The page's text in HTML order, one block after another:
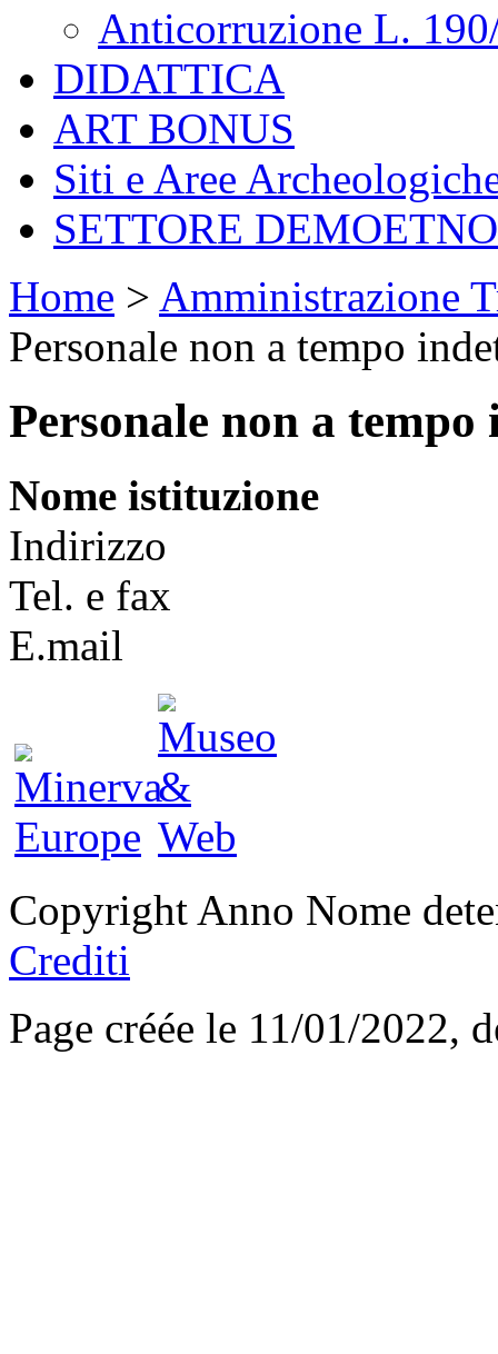
Anticorruzione L.
DIDATTICA
ART BONUS
Siti e Aree
SETTORE
Home > Amministrazione
Personale non a tempo
Personale non a
Nome istituzione
Indirizzo
Tel. e fax
E.mail
Copyright Anno Nome
Crediti
Page créée le 11/01/2022,